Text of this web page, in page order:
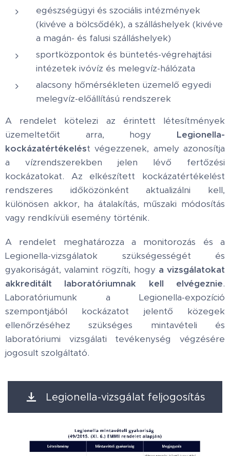
egészségügyi és szociális intézmények
(kivéve a bölcsődék), a szálláshelyek (kivéve
a magán- és falusi szálláshelyek)
sportközpontok és büntetés-végrehajtási
intézetek ivóvíz és melegvíz-hálózata
alacsony hőmérsékleten üzemelő egyedi
melegvíz-előállítású rendszerek
A rendelet kötelezi az érintett létesítmények
üzemeltetőit arra, hogy Legionella-
kockázatértékelést végezzenek, amely azonosítja
a vízrendszerekben jelen lévő fertőzési
kockázatokat. Az elkészített kockázatértékelést
rendszeres időközönként aktualizálni kell,
különösen akkor, ha átalakítás, műszaki módosítás
vagy rendkívüli esemény történik.
A rendelet meghatározza a monitorozás és a
Legionella-vizsgálatok szükségességét és
gyakoriságát, valamint rögzíti, hogy a vizsgálatokat
akkreditált laboratóriumnak kell elvégeznie.
Laboratóriumunk a Legionella-expozíció
szempontjából kockázatot jelentő közegek
ellenőrzéséhez szükséges mintavételi és
laboratóriumi vizsgálati tevékenység végzésére
jogosult szolgáltató.
Legionella-vizsgálat feljogosítás